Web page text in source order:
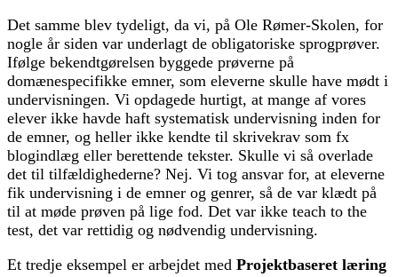
Det samme blev tydeligt, da vi, på Ole Rømer-Skolen, for
nogle år siden var underlagt de obligatoriske sprogprøver.
Ifølge bekendtgørelsen byggede prøverne på
domænespecifikke emner, som eleverne skulle have mødt i
undervisningen. Vi opdagede hurtigt, at mange af vores
elever ikke havde haft systematisk undervisning inden for
de emner, og heller ikke kendte til skrivekrav som fx
blogindlæg eller berettende tekster. Skulle vi så overlade
det til tilfældighederne? Nej. Vi tog ansvar for, at eleverne
fik undervisning i de emner og genrer, så de var klædt på
til at møde prøven på lige fod. Det var ikke teach to the
test, det var rettidig og nødvendig undervisning.
Et tredje eksempel er arbejdet med Projektbaseret læring